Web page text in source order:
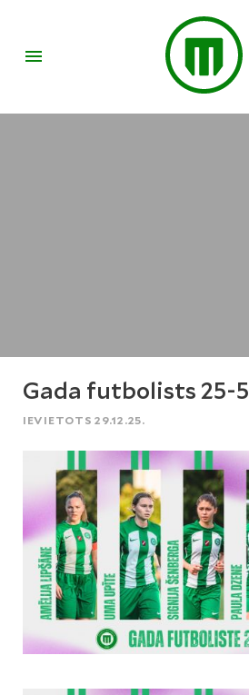
Gada futbolists 25-5
IEVIETOTS 29.12.25.